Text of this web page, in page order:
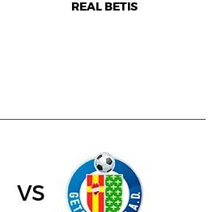
REAL BETIS
vs